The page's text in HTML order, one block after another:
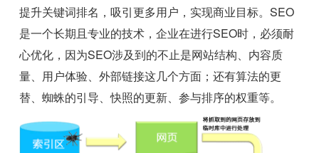
提升关键词排名，吸引更多用户，实现商业目标。SEO
是一个长期且专业的技术，企业在进行SEO时，必须耐
心优化，因为SEO涉及到的不止是网站结构、内容质
量、用户体验、外部链接这几个方面；还有算法的更
替、蜘蛛的引导、快照的更新、参与排序的权重等。